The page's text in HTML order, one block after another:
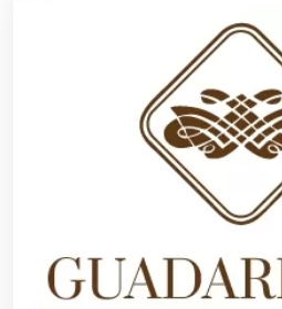
Artículos Publicitarios
Aseguradoras
Asesores Técnicos